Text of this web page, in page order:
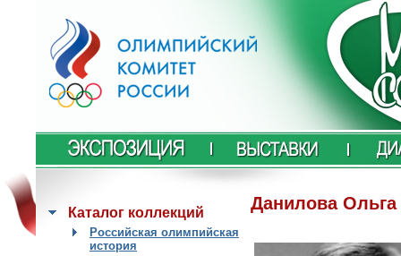
Каталог коллекций
Российская олимпийская
история
Данилова